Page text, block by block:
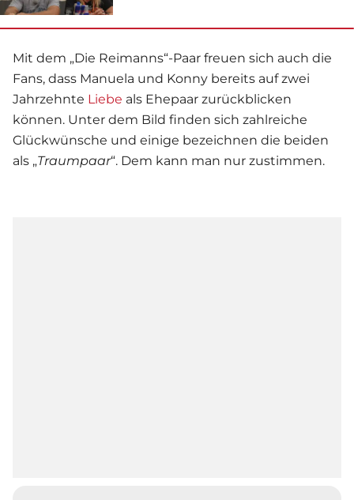
Mit dem „Die Reimanns“-Paar freuen sich auch die
Fans, dass Manuela und Konny bereits auf zwei
Jahrzehnte Liebe als Ehepaar zurückblicken
können. Unter dem Bild finden sich zahlreiche
Glückwünsche und einige bezeichnen die beiden
als „Traumpaar“. Dem kann man nur zustimmen.